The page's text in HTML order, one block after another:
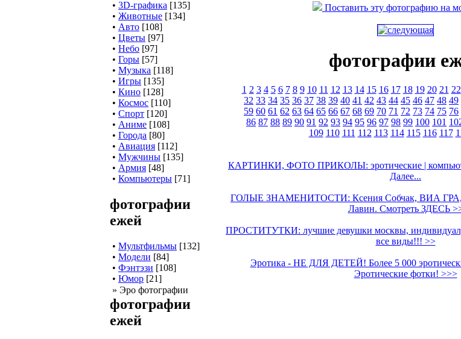
• 3D-графика [135]
• Животные [134]
• Авто [108]
• Цветы [97]
• Небо [97]
• Горы [57]
• Музыка [118]
• Игры [135]
• Кино [128]
• Космос [110]
• Спорт [120]
• Аниме [108]
• Города [80]
• Авиация [112]
• Мужчины [135]
• Армия [48]
• Компьютеры [71]
фотографии
ежей
• Мультфильмы [132]
• Модели [84]
• Фэнтэзи [108]
• Юмор [21]
» Эро фотографии
фотографии
ежей
Поставить эту фотографию на
фотографии
1 2 3 4 5 6 7 8 9 10 11 12 13 14 15 16 17 18 19 20 21 22
32 33 34 35 36 37 38 39 40 41 42 43 44 45 46 47 48 49
59 60 61 62 63 64 65 66 67 68 69 70 71 72 73 74 75 76
86 87 88 89 90 91 92 93 94 95 96 97 98 99 100 101
109 110 111 112 113 114 115 116 117
КАРТИНКИ, ФОТО ПРИКОЛЫ: эротические |
Далее...
ГОЛЫЕ ЗНАМЕНИТОСТИ: Ксения Собчак, ВИА ГРА,
Лавин. Смотреть ЗДЕСЬ
ПРОСТИТУТКИ: лучшие девушки москвы,
все виды!!! >>
Эротика - НЕ ДЛЯ ДЕТЕЙ! Более 5 000
Эротические фотки! >>>